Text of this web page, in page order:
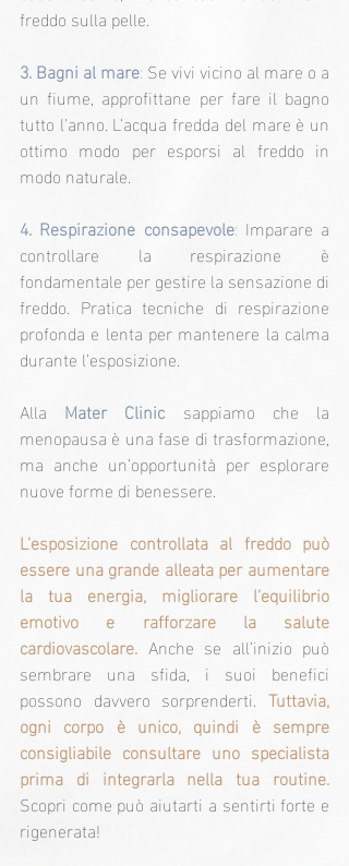
freddo sulla pelle.
3. Bagni al mare: Se vivi vicino al mare o a
un fiume, approfittane per fare il bagno
tutto l’anno. L’acqua fredda del mare è un
ottimo modo per esporsi al freddo in
modo naturale.
4. Respirazione consapevole: Imparare a
controllare la respirazione è
fondamentale per gestire la sensazione di
freddo. Pratica tecniche di respirazione
profonda e lenta per mantenere la calma
durante l’esposizione.
Alla Mater Clinic sappiamo che la
menopausa è una fase di trasformazione,
ma anche un’opportunità per esplorare
nuove forme di benessere.
L’esposizione controllata al freddo può
essere una grande alleata per aumentare
la tua energia, migliorare l’equilibrio
emotivo e rafforzare la salute
cardiovascolare. Anche se all’inizio può
sembrare una sfida, i suoi benefici
possono davvero sorprenderti. Tuttavia,
ogni corpo è unico, quindi è sempre
consigliabile consultare uno specialista
Scopri come può aiutarti a sentirti forte e
rigenerata!